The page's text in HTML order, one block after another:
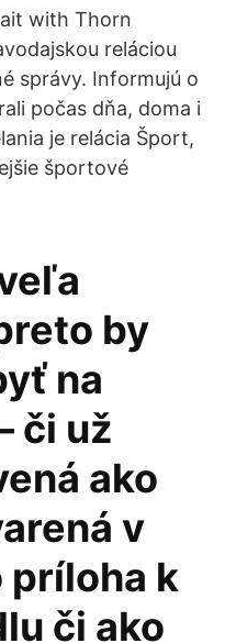
with Thorn
reláciou
správy. Informujú o
počas dňa, doma i
je relácia Šport,
športové
by
na
či už
ako
v
príloha k
či ako